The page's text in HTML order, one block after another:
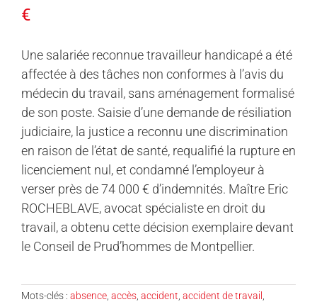
€
Une salariée reconnue travailleur handicapé a été
affectée à des tâches non conformes à l’avis du
médecin du travail, sans aménagement formalisé
de son poste. Saisie d’une demande de résiliation
judiciaire, la justice a reconnu une discrimination
en raison de l’état de santé, requalifié la rupture en
licenciement nul, et condamné l’employeur à
verser près de 74 000 € d’indemnités. Maître Eric
ROCHEBLAVE, avocat spécialiste en droit du
travail, a obtenu cette décision exemplaire devant
le Conseil de Prud’hommes de Montpellier.
Mots-clés : absence accès accident accident de travail